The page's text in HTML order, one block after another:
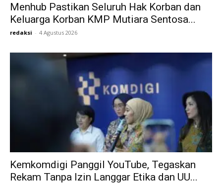
Menhub Pastikan Seluruh Hak Korban dan
Keluarga Korban KMP Mutiara Sentosa...
redaksi - 4 Agustus 2026
Kemkomdigi Panggil YouTube, Tegaskan
Rekam Tanpa Izin Langgar Etika dan UU...